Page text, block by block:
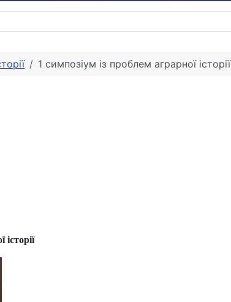
1 симпозіум із проблем аграрної історії